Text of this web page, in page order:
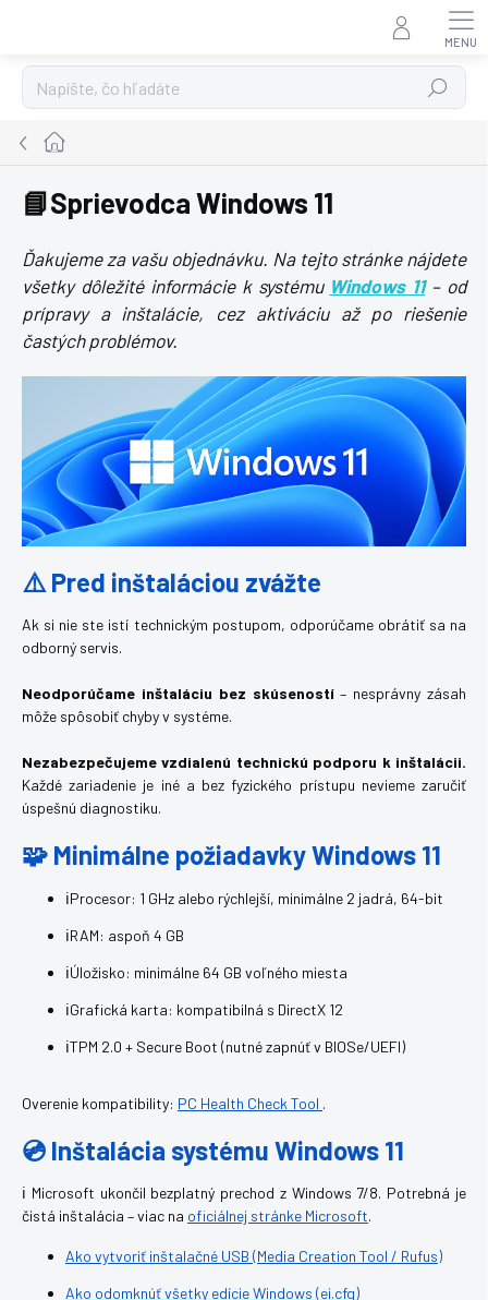
Hľadať
Domov
📘Sprievodca Windows 11
Ďakujeme za vašu objednávku. Na tejto stránke nájdete
všetky dôležité informácie k systému Windows 11– od
prípravy a inštalácie, cez aktiváciu až po riešenie
častých problémov.
⚠️ Pred inštaláciou zvážte
Ak si nie ste istí technickým postupom, odporúčame obrátiť sa na
odborný servis.
Neodporúčame inštaláciu bez skúseností– nesprávny zásah
môže spôsobiť chyby v systéme.
Nezabezpečujeme vzdialenú technickú podporu k inštalácii.
Každé zariadenie je iné a bez fyzického prístupu nevieme zaručiť
úspešnú diagnostiku.
🧩 Minimálne požiadavky Windows 11
ℹ️Procesor: 1 GHz alebo rýchlejší, minimálne 2 jadrá, 64-bit
ℹ️RAM: aspoň 4 GB
ℹ️Úložisko: minimálne 64 GB voľného miesta
ℹ️Grafická karta: kompatibilná s DirectX 12
ℹ️TPM 2.0 + Secure Boot (nutné zapnúť v BIOSe/UEFI)
Overenie kompatibility: PC Health Check Tool .
💿 Inštalácia systému Windows 11
ℹ️ Microsoft ukončil bezplatný prechod z Windows 7/8. Potrebná je
čistá inštalácia – viac na oficiálnej stránke Microsoft.
Ako vytvoriť inštalačné USB (Media Creation Tool / Rufus)
Ako odomknúť všetky edície Windows (ei.cfg)